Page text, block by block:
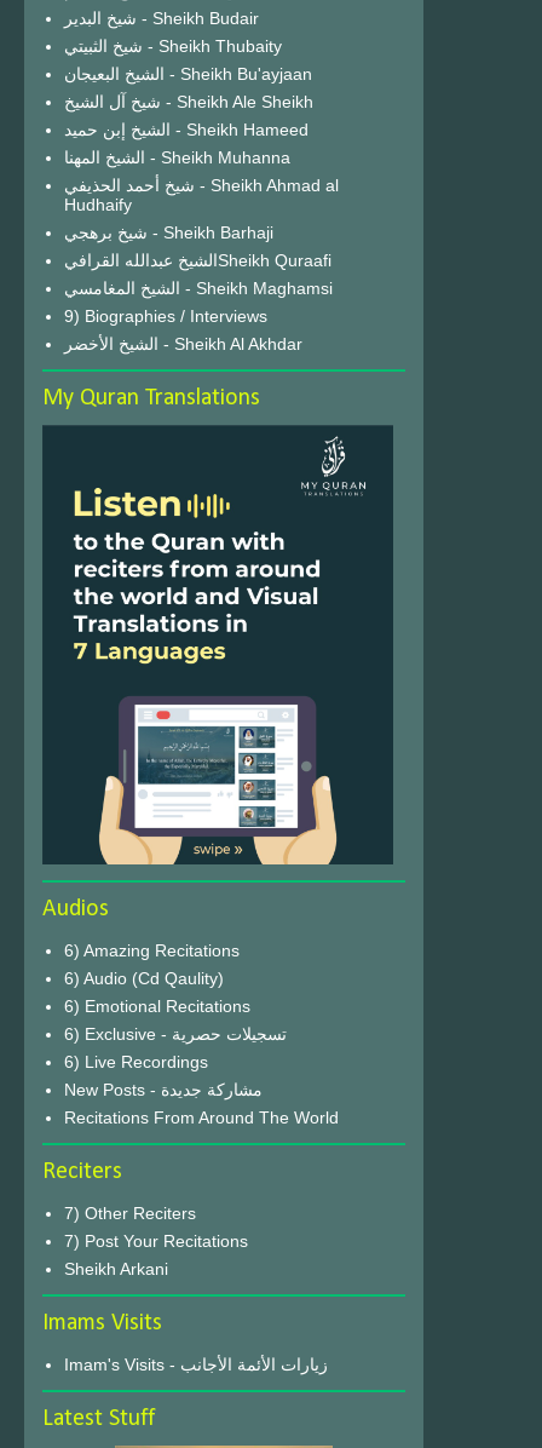
شيخ البدير - Sheikh Budair
شيخ الثبيتي - Sheikh Thubaity
الشيخ البعيجان - Sheikh Bu'ayjaan
شيخ آل الشيخ - Sheikh Ale Sheikh
الشيخ إبن حميد - Sheikh Hameed
الشيخ المهنا - Sheikh Muhanna
شيخ أحمد الحذيفي - Sheikh Ahmad al
Hudhaify
شيخ برهجي - Sheikh Barhaji
الشيخ عبدالله القرافيSheikh Quraafi
الشيخ المغامسي - Sheikh Maghamsi
9) Biographies / Interviews
الشيخ الأخضر - Sheikh Al Akhdar
My Quran Translations
Audios
6) Amazing Recitations
6) Audio (Cd Qaulity)
6) Emotional Recitations
6) Exclusive - تسجيلات حصرية
6) Live Recordings
New Posts - مشاركة جديدة
Recitations From Around The World
Reciters
7) Other Reciters
7) Post Your Recitations
Sheikh Arkani
Imams Visits
Imam's Visits - زيارات الأئمة الأجانب
Latest Stuff